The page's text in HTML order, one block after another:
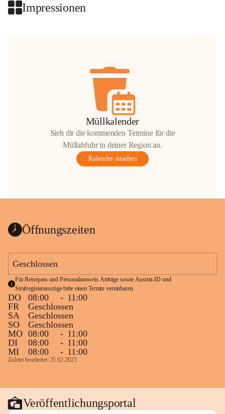
Impressionen
Müllkalender
Sieh dir die kommenden Termine für die
Müllabfuhr in deiner Region an.
Kalender ansehen
Öffnungszeiten
Geschlossen
Für Reisepass und Personalausweis Anträge sowie Austria-ID und
Strafregisterauszüge bitte einen Termin vereinbaren.
DO 08:00 - 11:00
FR
Geschlossen
SA
Geschlossen
SO
Geschlossen
MO 08:00 - 11:00
DI
08:00 - 11:00
MI
08:00 - 11:00
Zuletzt bearbeitet: 25.02.2025
Veröffentlichungsportal